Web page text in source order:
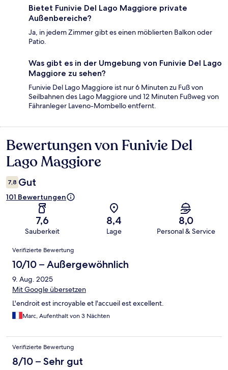
Bietet Funivie Del Lago Maggiore private
Außenbereiche?
Ja, in jedem Zimmer gibt es einen möblierten Balkon oder
Patio.
Was gibt es in der Umgebung von Funivie Del Lago
Maggiore zu sehen?
Funivie Del Lago Maggiore ist nur 6 Minuten zu Fuß von
Seilbahnen des Lago Maggiore und 12 Minuten Fußweg von
Fähranleger Laveno-Mombello entfernt.
Bewertungen
Bewertungen von Funivie Del
Lago Maggiore
7,8 Gut
101 Bewertungen
7,6
Sauberkeit
8,4
Lage
8,0
Personal & Service
Bewertungen
Verifizierte Bewertung
10/10 – Außergewöhnlich
9. Aug. 2025
Mit Google übersetzen
L'endroit est incroyable et l'accueil est excellent.
Marc, Aufenthalt von 3 Nächten
Verifizierte Bewertung
8/10 – Sehr gut